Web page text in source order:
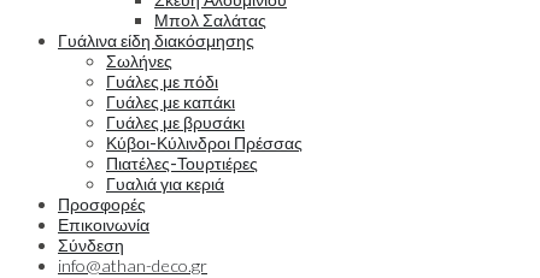
Μπολ Σαλάτας
Γυάλινα είδη διακόσμησης
Σωλήνες
Γυάλες με πόδι
Γυάλες με καπάκι
Γυάλες με βρυσάκι
Κύβοι-Κύλινδροι Πρέσσας
Πιατέλες-Τουρτιέρες
Γυαλιά για κεριά
Προσφορές
Επικοινωνία
Σύνδεση
info@athan-deco.gr